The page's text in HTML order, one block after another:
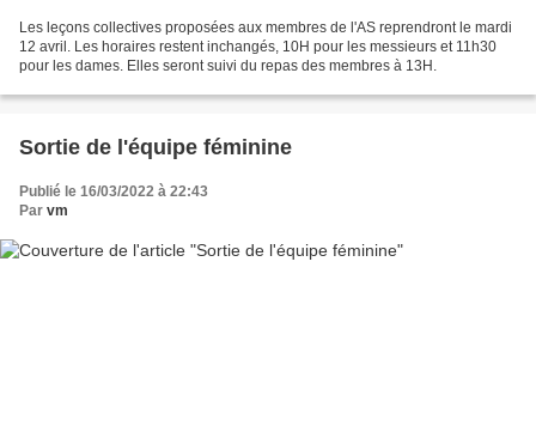
Les leçons collectives proposées aux membres de l'AS reprendront le mardi
12 avril. Les horaires restent inchangés, 10H pour les messieurs et 11h30
pour les dames. Elles seront suivi du repas des membres à 13H.
Sortie de l'équipe féminine
Publié le 16/03/2022 à 22:43
Par vm